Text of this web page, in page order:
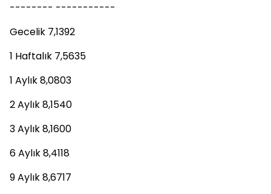
-------- -----------
Gecelik 7,1392
1 Haftalık 7,5635
1 Aylık 8,0803
2 Aylık 8,1540
3 Aylık 8,1600
6 Aylık 8,4118
9 Aylık 8,6717